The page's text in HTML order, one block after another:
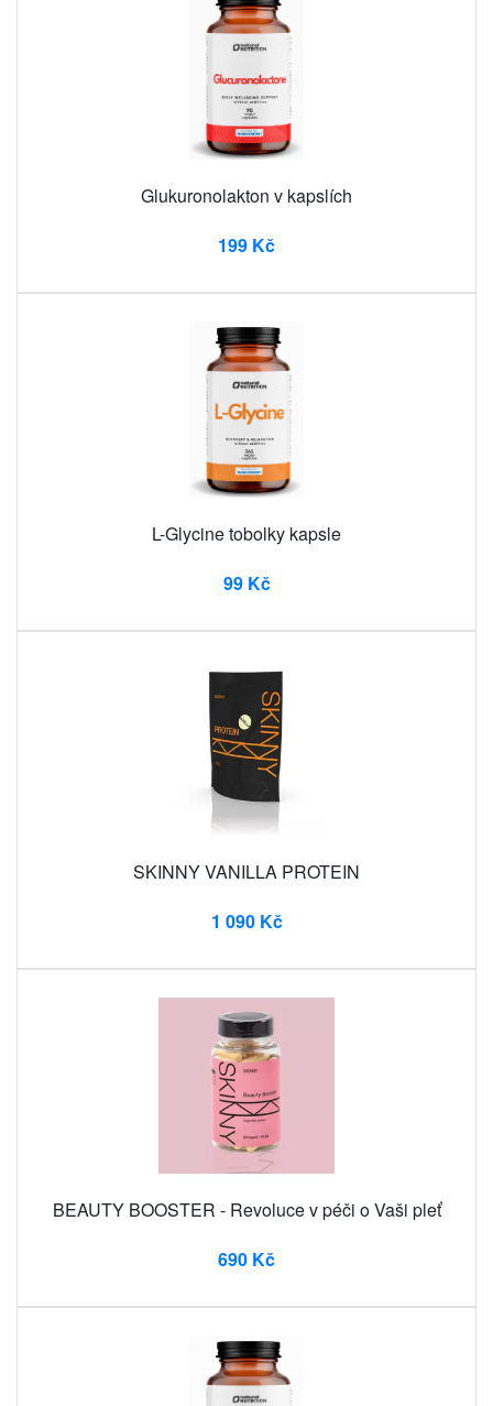
Glukuronolakton v kapslích
199 Kč
L-Glycine tobolky kapsle
99 Kč
SKINNY VANILLA PROTEIN
1 090 Kč
BEAUTY BOOSTER - Revoluce v péči o Vaši pleť
690 Kč